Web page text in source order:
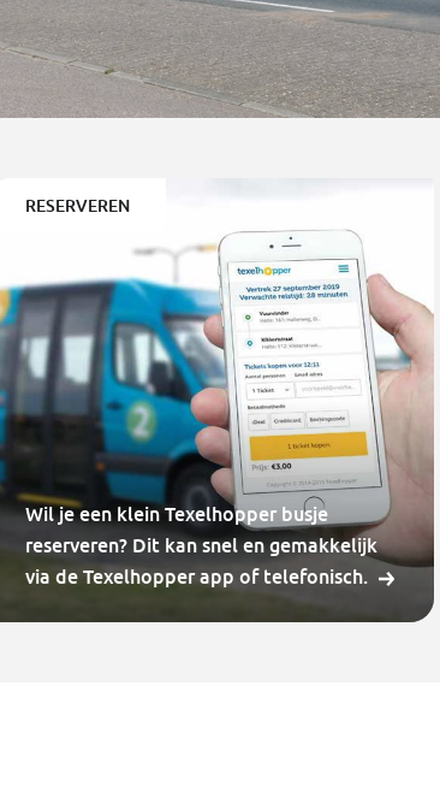
RESERVEREN
Wil je een klein Texelhopper busje
reserveren? Dit kan snel en gemakkelijk
via de Texelhopper app of telefonisch.